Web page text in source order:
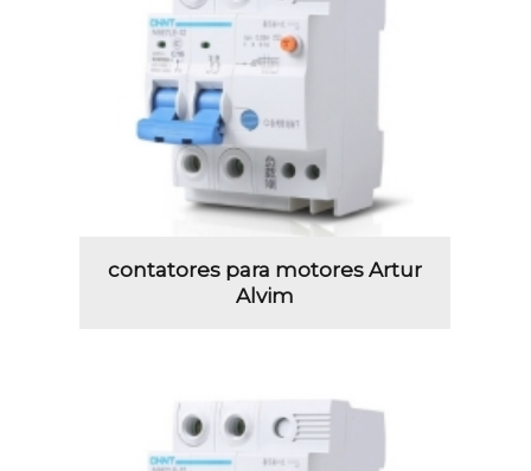
contatores para motores Artur
Alvim